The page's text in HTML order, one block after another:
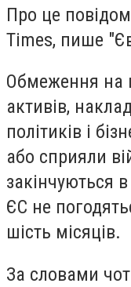
Про це
Times, пише
Обмеження на
активів,
політиків і
або сприяли
закінчуються
ЄС не
шість місяців.
За словами